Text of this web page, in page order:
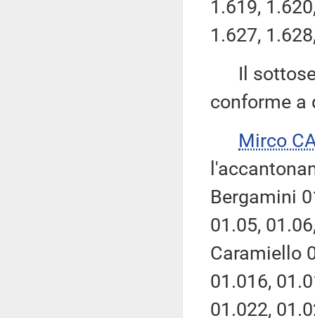
1.619,
1.627,
Il
conforme a
Mirco
Bergamini
01.05,
Caramiello
01.016,
01.022,